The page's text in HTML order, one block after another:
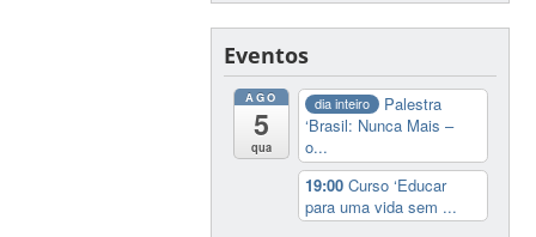
Eventos
AGO
5
qua
dia inteiro
Palestra
‘Brasil: Nunca Mais –
o...
19:00Curso ‘Educar
para uma vida sem ...